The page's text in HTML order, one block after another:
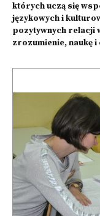
których uczą się
językowych i
pozytywnych relacji
zrozumienie, naukę i